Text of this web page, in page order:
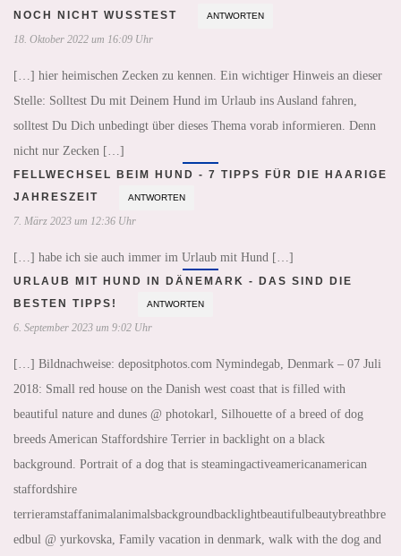
NOCH NICHT WUSSTEST
ANTWORTEN
18. Oktober 2022 um 16:09 Uhr
[…] hier heimischen Zecken zu kennen. Ein wichtiger Hinweis an dieser
Stelle: Solltest Du mit Deinem Hund im Urlaub ins Ausland fahren,
solltest Du Dich unbedingt über dieses Thema vorab informieren. Denn
nicht nur Zecken […]
FELLWECHSEL BEIM HUND - 7 TIPPS FÜR DIE HAARIGE
JAHRESZEIT
ANTWORTEN
7. März 2023 um 12:36 Uhr
[…] habe ich sie auch immer im Urlaub mit Hund […]
URLAUB MIT HUND IN DÄNEMARK - DAS SIND DIE
BESTEN TIPPS!
ANTWORTEN
6. September 2023 um 9:02 Uhr
[…] Bildnachweise: depositphotos.com Nymindegab, Denmark – 07 Juli
2018: Small red house on the Danish west coast that is filled with
beautiful nature and dunes @ photokarl, Silhouette of a breed of dog
breeds American Staffordshire Terrier in backlight on a black
background. Portrait of a dog that is steamingactiveamericanamerican
staffordshire
terrieramstaffanimalanimalsbackgroundbacklightbeautifulbeautybreathbre
edbul @ yurkovska, Family vacation in denmark, walk with the dog and